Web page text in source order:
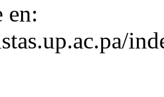
en: